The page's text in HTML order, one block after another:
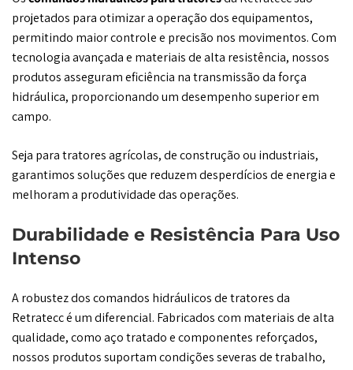
projetados para otimizar a operação dos equipamentos,
permitindo maior controle e precisão nos movimentos. Com
tecnologia avançada e materiais de alta resistência, nossos
produtos asseguram eficiência na transmissão da força
hidráulica, proporcionando um desempenho superior em
campo.
Seja para tratores agrícolas, de construção ou industriais,
garantimos soluções que reduzem desperdícios de energia e
melhoram a produtividade das operações.
Durabilidade e Resistência Para Uso
Intenso
A robustez dos comandos hidráulicos de tratores da
Retratecc é um diferencial. Fabricados com materiais de alta
qualidade, como aço tratado e componentes reforçados,
nossos produtos suportam condições severas de trabalho,